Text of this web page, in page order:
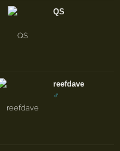
QS
reefdave
♂